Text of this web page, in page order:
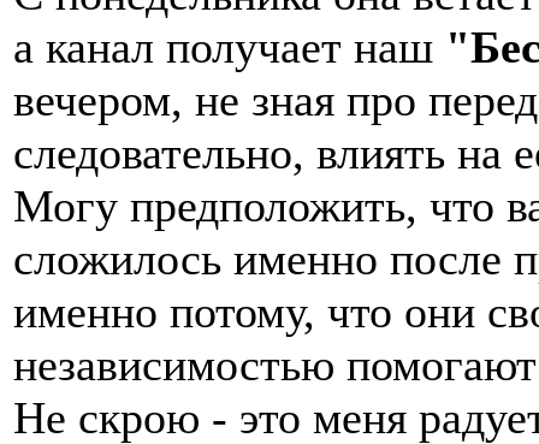
а канал получает наш
вечером, не зная про
следовательно, влиять на
Могу предположить, что
сложилось именно после
именно потому, что они
независимостью
Не скрою - это меня